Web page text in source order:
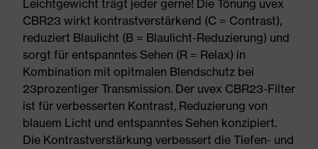
Leichtgewicht trägt jeder gerne! Die Tönung uvex
CBR23 wirkt kontrastverstärkend (C = Contrast),
reduziert Blaulicht (B = Blaulicht-Reduzierung) und
sorgt für entspanntes Sehen (R = Relax) in
Kombination mit opitmalen Blendschutz bei
23prozentiger Transmission. Der uvex CBR23-Filter
ist für verbesserten Kontrast, Reduzierung von
blauem Licht und entspanntes Sehen konzipiert.
Die Kontrastverstärkung verbessert die Tiefen- und